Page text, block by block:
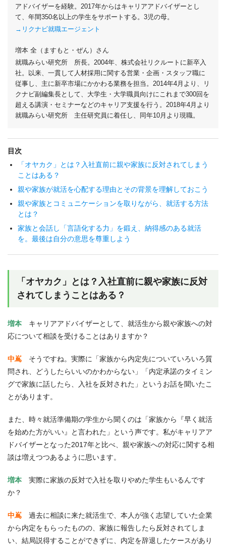
アドバイザーを経験。2017年からはキャリアアドバイザーとし
て、年間350名以上の学生をサポートする。3児の母。
→リクナビ就職エージェント
増本 全（ますもと・ぜん）さん
就職みらい研究所 所長。2004年、株式会社リクルートに新卒入
社。以来、一貫して人材採用に関する営業・企画・スタッフ職に
従事し、主に新卒市場にかかわる業務を担当。2014年4月より、リ
クナビ副編集長として、大学生・大学職員向けにこれまで300回を
超える講演・セミナーなどのキャリア支援を行う。2018年4月より
就職みらい研究所 主任研究員に着任し、同年10月より現職。
目次
「オヤカク」とは？入社直前に親や家族に反対されてしまう
ことはある？
親や家族が就活を心配する理由とその背景を理解しておこう
親や家族とコミュニケーションを取りながら、就活する方法
とは？
家族と会話し「言語化する力」を鍛え、納得感のある就活
を。最後は自分の意思を尊重しよう
「オヤカク」とは？入社直前に親や家族に反対
されてしまうことはある？
増本 キャリアアドバイザーとして、就活生から親や家族への対
応について相談を受けることはありますか？
中嶌 そうですね。実際に「家族から内定先についていろいろ質
問され、どうしたらいいのかわからない」「内定承諾のタイミン
グで家族に話したら、入社を反対された」というお話を聞いたこ
とがあります。
また、時々就活準備期の学生から聞くのは「家族から『早く就活
を始めた方がいい』と言われた」という声です。私がキャリアア
ドバイザーとなった2017年と比べ、親や家族への対応に関する相
談は増えつつあるように思います。
増本 実際に家族の反対で入社を取りやめた学生もいるんです
か？
中嶌 過去に相談に来た就活生で、本人が強く志望していた企業
から内定をもらったものの、家族に報告したら反対されてしま
い、結局説得することができずに、内定を辞退したケースがあり